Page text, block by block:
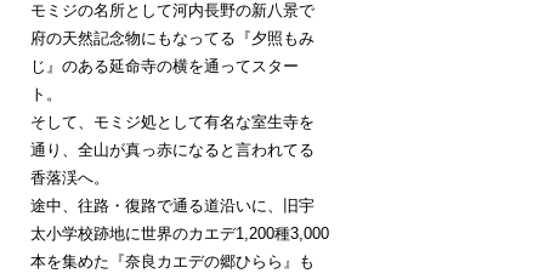
モミジの名所として河内長野の新八景で
府の天然記念物にもなってる『夕照もみ
じ』のある延命寺の横を通ってスター
ト。
そして、モミジ処として有名な室生寺を
通り、全山が真っ赤になると言われてる
香落渓へ。
途中、往路・復路で通る道沿いに、旧宇
太小学校跡地に世界のカエデ1,200種3,000
本を集めた『奈良カエデの郷ひらら』も